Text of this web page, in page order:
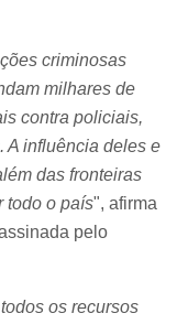
criminosas
milhares de
contra policiais,
A influência deles e
das fronteiras
todo o país", afirma
pelo
os recursos